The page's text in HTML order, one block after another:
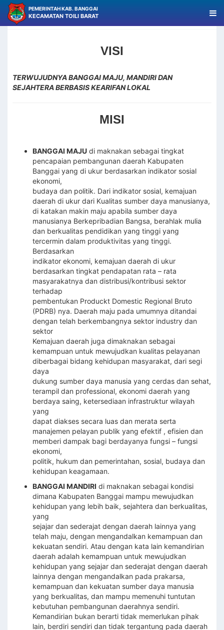
PEMERINTAH KAB. BANGGAI
KECAMATAN TOILI BARAT
VISI DAN MISI KECAMATAN TOILI BARAT
VISI
TERWUJUDNYA BANGGAI MAJU, MANDIRI DAN
SEJAHTERA BERBASIS KEARIFAN LOKAL
MISI
BANGGAI MAJU di maknakan sebagai tingkat
pencapaian pembangunan daerah Kabupaten
Banggai yang di ukur berdasarkan indikator sosial
ekonomi,
budaya dan politik. Dari indikator sosial, kemajuan
daerah di ukur dari Kualitas sumber daya manusianya,
di katakan makin maju apabila sumber daya
manusianya Berkepribadian Bangsa, berahlak mulia
dan berkualitas pendidikan yang tinggi yang
tercermin dalam produktivitas yang tinggi.
Berdasarkan
indikator ekonomi, kemajuan daerah di ukur
berdasarkan tingkat pendapatan rata – rata
masyarakatnya dan distribusi/kontribusi sektor
terhadap
pembentukan Produckt Domestic Regional Bruto
(PDRB) nya. Daerah maju pada umumnya ditandai
dengan telah berkembangnya sektor industry dan
sektor
Kemajuan daerah juga dimaknakan sebagai
kemampuan untuk mewujudkan kualitas pelayanan
diberbagai bidang kehidupan masyarakat, dari segi
daya
dukung sumber daya manusia yang cerdas dan sehat,
terampil dan professional, ekonomi daerah yang
berdaya saing, ketersediaan infrastruktur wilayah
yang
dapat diakses secara luas dan merata serta
manajemen pelayan publik yang efektif , efisien dan
memberi dampak bagi berdayanya fungsi – fungsi
ekonomi,
politik, hukum dan pemerintahan, sosial, budaya dan
kehidupan keagamaan.
BANGGAI MANDIRI di maknakan sebagai kondisi
dimana Kabupaten Banggai mampu mewujudkan
kehidupan yang lebih baik, sejahtera dan berkualitas,
yang
sejajar dan sederajat dengan daerah lainnya yang
telah maju, dengan mengandalkan kemampuan dan
kekuatan sendiri. Atau dengan kata lain kemandirian
daerah adalah kemampuan untuk mewujudkan
kehidupan yang sejajar dan sederajat dengan daerah
lainnya dengan mengandalkan pada prakarsa,
kemampuan dan kekuatan sumber daya manusia
yang berkualitas, dan mampu memenuhi tuntutan
kebutuhan pembangunan daerahnya sendiri.
Kemandirian bukan berarti tidak memerlukan pihak
lain, berdiri sendiri dan tidak tergantung pada daerah